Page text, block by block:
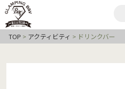
TOP > アクティビティ > ドリンクバー